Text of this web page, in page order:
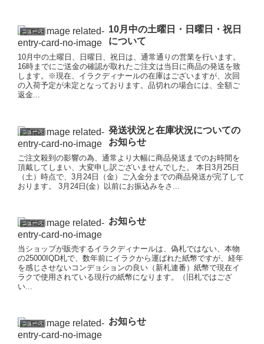
ニュース
10月中の土曜日・日曜日・祝日
について
10月中の土曜日、日曜日、祝日は、通常通りの営業を行います。
16時までにご送金の確認が取れたご注文は当日に商品の発送を致
します。※現在、イラクディナールの在庫はございますが、次回
の入荷予定が未定となっております。品切れの場合には、全額ご
返金...
ニュース
発送状況と在庫状況についての
お知らせ
ご注文殺到の影響の為、通常より大幅に商品発送までのお時間を
頂戴してしまい、大変申し訳ございませんでした。 本日3月25日
（土）時点で、3月24日（金）ご入金分までの商品発送が完了して
おります。 3月24日(金）以前にお振込みをさ...
ニュース お知らせ
当ショップが販売するイラクディナールは、偽札ではない、本物
の25000IQD札で、数年前にイラクから運ばれた紙幣ですが、経年
を感じさせないコンデョションの良い（新札連番）紙幣で現在イ
ラクで使用されている現行の紙幣になります。（旧札ではござ
い...
ニュース お知らせ